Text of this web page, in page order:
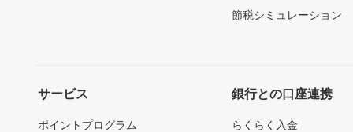
節税シミュレーション
サービス
ポイントプログラム
銀行との口座連携
らくらく入金